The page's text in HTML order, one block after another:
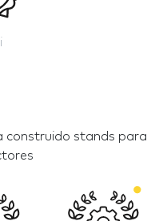
construido stands para